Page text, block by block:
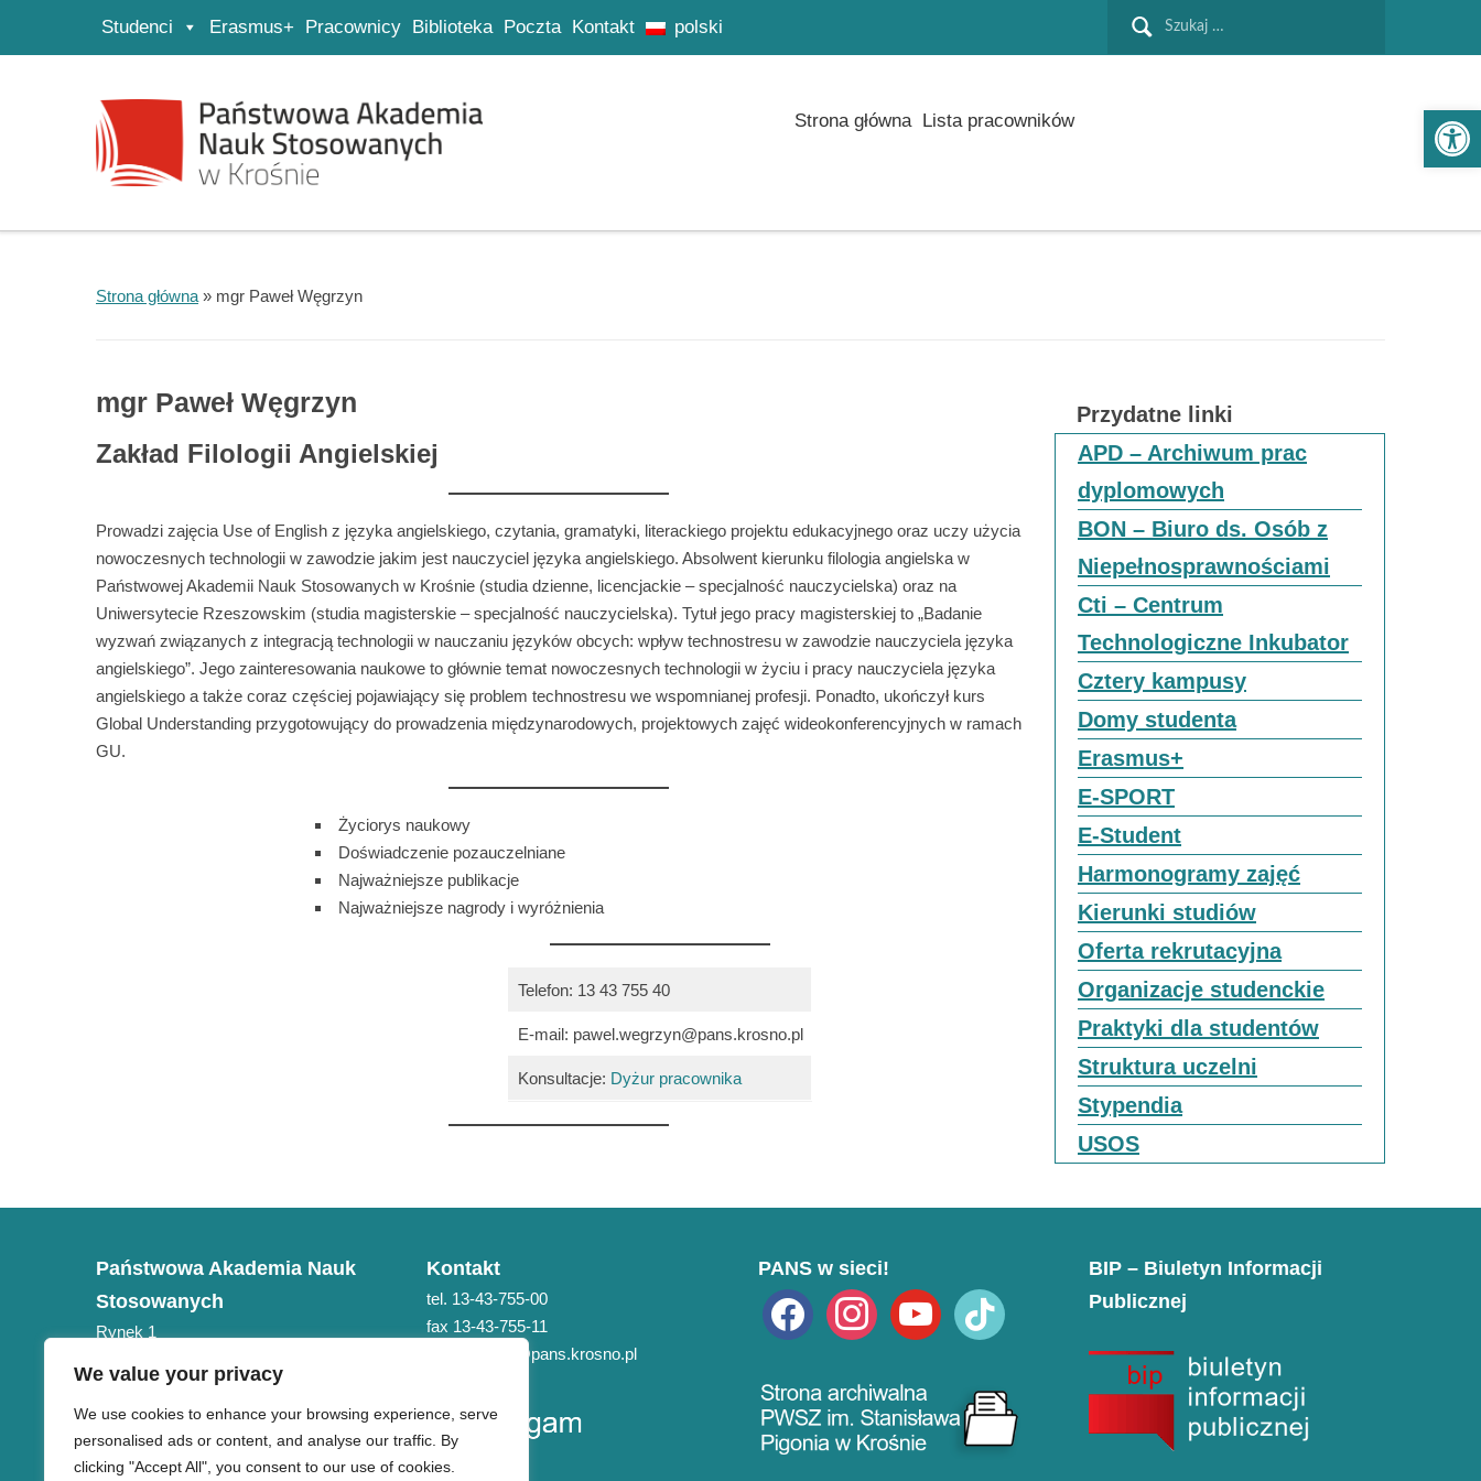
We value your privacy
We use cookies to enhance your browsing experience, serve
personalised ads or content, and analyse our traffic. By
clicking "Accept All", you consent to our use of cookies.
Strona główna
Przejdź do wyszukiwarki
Przejdź do menu głównego
Studenci Erasmus+ Pracownicy Biblioteka Poczta Kontakt polski
Szukaj:
Strona główna Lista pracowników
Strona główna » mgr Paweł Węgrzyn
mgr Paweł Węgrzyn
Zakład Filologii Angielskiej
Prowadzi zajęcia Use of English z języka angielskiego, czytania, gramatyki, literackiego projektu edukacyjnego oraz uczy użycia
nowoczesnych technologii w zawodzie jakim jest nauczyciel języka angielskiego. Absolwent kierunku filologia angielska w
Państwowej Akademii Nauk Stosowanych w Krośnie (studia dzienne, licencjackie – specjalność nauczycielska) oraz na
Uniwersytecie Rzeszowskim (studia magisterskie – specjalność nauczycielska). Tytuł jego pracy magisterskiej to „Badanie
wyzwań związanych z integracją technologii w nauczaniu języków obcych: wpływ technostresu w zawodzie nauczyciela języka
angielskiego”. Jego zainteresowania naukowe to głównie temat nowoczesnych technologii w życiu i pracy nauczyciela języka
angielskiego a także coraz częściej pojawiający się problem technostresu we wspomnianej profesji. Ponadto, ukończył kurs
Global Understanding przygotowujący do prowadzenia międzynarodowych, projektowych zajęć wideokonferencyjnych w ramach
GU.
Życiorys naukowy
Doświadczenie pozauczelniane
Najważniejsze publikacje
Najważniejsze nagrody i wyróżnienia
Telefon: 13 43 755 40
E-mail: pawel.wegrzyn@pans.krosno.pl
Konsultacje: Dyżur pracownika
Przydatne linki
APD – Archiwum prac
dyplomowych
BON – Biuro ds. Osób z
Niepełnosprawnościami
Cti – Centrum
Technologiczne Inkubator
Cztery kampusy
Domy studenta
Erasmus+
E-SPORT
E-Student
Harmonogramy zajęć
Kierunki studiów
Oferta rekrutacyjna
Organizacje studenckie
Praktyki dla studentów
Struktura uczelni
Stypendia
USOS
Państwowa Akademia Nauk
Stosowanych
Rynek 1
NIP 684-21-75-051
Kontakt
tel. 13-43-755-00
fax 13-43-755-11
e-mail: pans@pans.krosno.pl
PANS w sieci!
facebook instagramyoutube tiktok
BIP – Biuletyn Informacji
Publicznej